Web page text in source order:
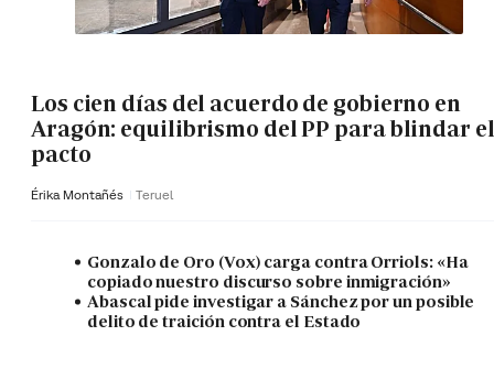
Los cien días del acuerdo de gobierno en
Aragón: equilibrismo del PP para blindar el
pacto
Érika Montañés Teruel
Gonzalo de Oro (Vox) carga contra Orriols: «Ha
copiado nuestro discurso sobre inmigración»
Abascal pide investigar a Sánchez por un posible
delito de traición contra el Estado